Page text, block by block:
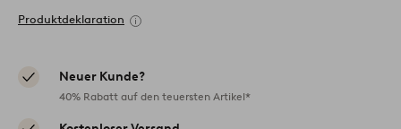
Produktdeklaration
Neuer Kunde?
40% Rabatt auf den teuersten Artikel*